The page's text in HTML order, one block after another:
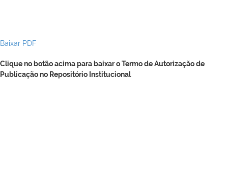
Baixar PDF
Clique no botão acima para baixar o Termo de Autorização de
Publicação no Repositório Institucional